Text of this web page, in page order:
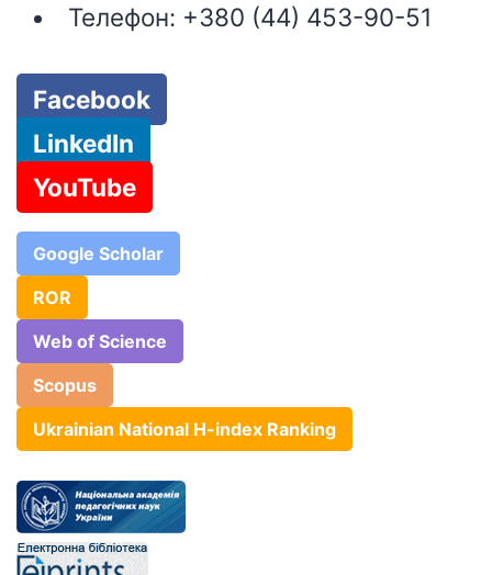
Телефон: +380 (44) 453-90-51
Facebook
LinkedIn
YouTube
Google Scholar
ROR
Web of Science
Scopus
Ukrainian National H-index Ranking